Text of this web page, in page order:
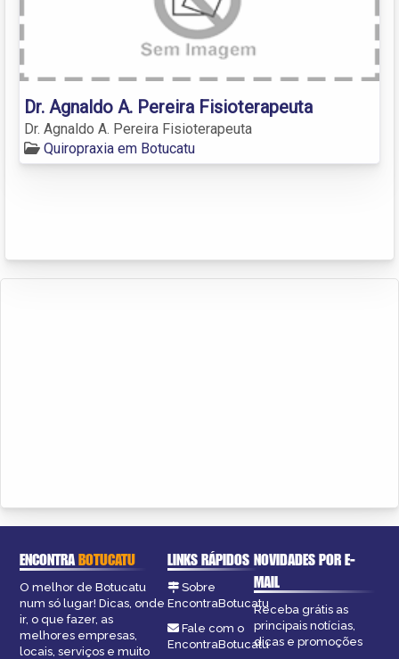
Dr. Agnaldo A. Pereira Fisioterapeuta
Dr. Agnaldo A. Pereira Fisioterapeuta
Quiropraxia em Botucatu
ENCONTRABOTUCATU
O melhor de Botucatu
num só lugar! Dicas, onde
ir, o que fazer, as
melhores empresas,
locais, serviços e muito
LINKS RÁPIDOS
Sobre
EncontraBotucatu
Fale com o
EncontraBotucatu
NOVIDADES POR E-
MAIL
Receba grátis as
principais notícias,
dicas e promoções